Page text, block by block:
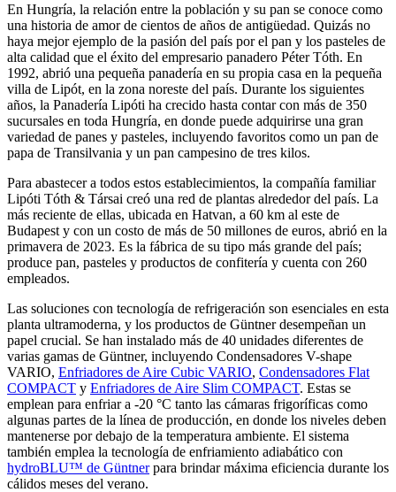
En Hungría, la relación entre la población y su pan se conoce como
una historia de amor de cientos de años de antigüedad. Quizás no
haya mejor ejemplo de la pasión del país por el pan y los pasteles de
alta calidad que el éxito del empresario panadero Péter Tóth. En
1992, abrió una pequeña panadería en su propia casa en la pequeña
villa de Lipót, en la zona noreste del país. Durante los siguientes
años, la Panadería Lipóti ha crecido hasta contar con más de 350
sucursales en toda Hungría, en donde puede adquirirse una gran
variedad de panes y pasteles, incluyendo favoritos como un pan de
papa de Transilvania y un pan campesino de tres kilos.
Para abastecer a todos estos establecimientos, la compañía familiar
Lipóti Tóth & Társai creó una red de plantas alrededor del país. La
más reciente de ellas, ubicada en Hatvan, a 60 km al este de
Budapest y con un costo de más de 50 millones de euros, abrió en la
primavera de 2023. Es la fábrica de su tipo más grande del país;
produce pan, pasteles y productos de confitería y cuenta con 260
empleados.
Las soluciones con tecnología de refrigeración son esenciales en esta
planta ultramoderna, y los productos de Güntner desempeñan un
papel crucial. Se han instalado más de 40 unidades diferentes de
varias gamas de Güntner, incluyendo Condensadores V-shape
VARIO, Enfriadores de Aire Cubic VARIO, Condensadores Flat
COMPACT y Enfriadores de Aire Slim COMPACT. Estas se
emplean para enfriar a -20 °C tanto las cámaras frigoríficas como
algunas partes de la línea de producción, en donde los niveles deben
mantenerse por debajo de la temperatura ambiente. El sistema
también emplea la tecnología de enfriamiento adiabático con
hydroBLU™ de Güntnerpara brindar máxima eficiencia durante los
cálidos meses del verano.